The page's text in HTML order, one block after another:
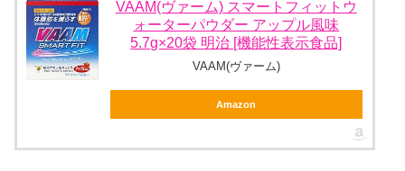
VAAM(ヴァーム) スマートフィットウ
ォーターパウダー アップル風味
5.7g×20袋 明治 [機能性表示食品]
VAAM(ヴァーム)
Amazon